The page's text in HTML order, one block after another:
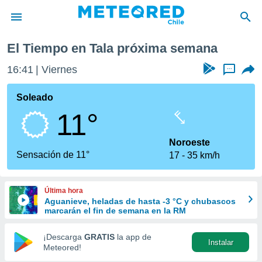
de
por
que se
calidad.
a este
las
y
forma
digital
basada
El Tiempo en Tala próxima semana
16:41 Viernes ...
Soleado
11°
Sensación de 11°
Noroeste
17
35 km/h
Última hora
Aguanieve, heladas de hasta -3 °C y chubascos
marcarán el fin de semana en la RM
¡Descarga GRATIS la app de
Meteored!
Instalar